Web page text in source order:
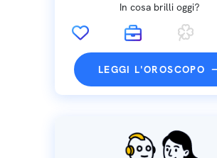
In cosa brilli oggi?
LEGGI L'OROSCOPO